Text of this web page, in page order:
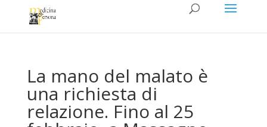
La mano del malato è
una richiesta di
relazione. Fino al 25